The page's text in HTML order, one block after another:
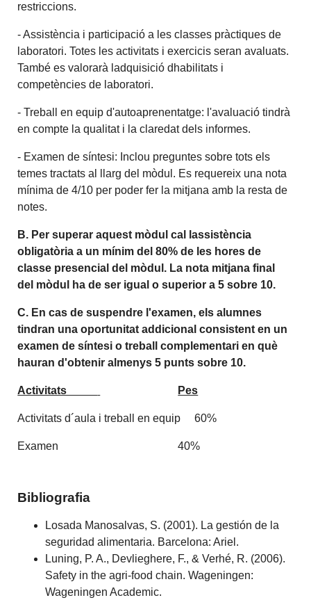
restriccions.
- Assistència i participació a les classes pràctiques de
laboratori. Totes les activitats i exercicis seran avaluats.
També es valorarà ladquisició dhabilitats i
competències de laboratori.
- Treball en equip d'autoaprenentatge: l'avaluació tindrà
en compte la qualitat i la claredat dels informes.
- Examen de síntesi: Inclou preguntes sobre tots els
temes tractats al llarg del mòdul. Es requereix una nota
mínima de 4/10 per poder fer la mitjana amb la resta de
notes.
B. Per superar aquest mòdul cal lassistència
obligatòria a un mínim del 80% de les hores de
classe presencial del mòdul. La nota mitjana final
del mòdul ha de ser igual o superior a 5 sobre 10.
C. En cas de suspendre l'examen, els alumnes
tindran una oportunitat addicional consistent en un
examen de síntesi o treball complementari en què
hauran d'obtenir almenys 5 punts sobre 10.
Activitats Pes
Activitats d´aula i treball en equip 60%
Examen 40%
Bibliografia
Losada Manosalvas, S. (2001). La gestión de la
seguridad alimentaria. Barcelona: Ariel.
Luning, P. A., Devlieghere, F., & Verhé, R. (2006).
Safety in the agri-food chain. Wageningen:
Wageningen Academic.